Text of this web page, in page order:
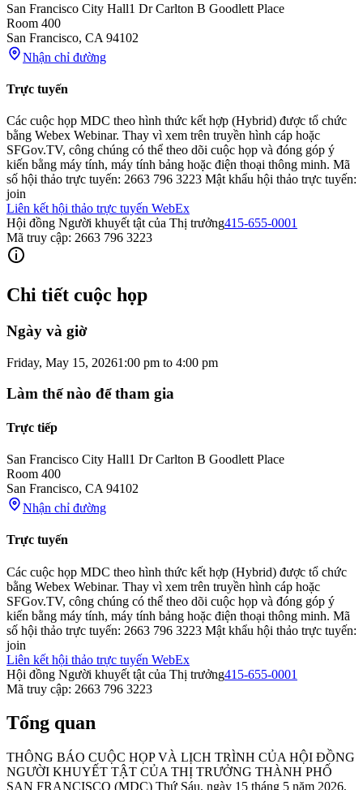
San Francisco City Hall1 Dr Carlton B Goodlett Place
Room 400
San Francisco, CA 94102
Nhận chỉ đường
Trực tuyến
Các cuộc họp MDC theo hình thức kết hợp (Hybrid) được tổ chức
bằng Webex Webinar. Thay vì xem trên truyền hình cáp hoặc
SFGov.TV, công chúng có thể theo dõi cuộc họp và đóng góp ý
kiến ​​bằng máy tính, máy tính bảng hoặc điện thoại thông minh. Mã
số hội thảo trực tuyến: 2663 796 3223 Mật khẩu hội thảo trực tuyến:
join
Liên kết hội thảo trực tuyến WebEx
Hội đồng Người khuyết tật của Thị trưởng415-655-0001
Mã truy cập: 2663 796 3223
Chi tiết cuộc họp
Ngày và giờ
Friday, May 15, 20261:00 pm to 4:00 pm
Làm thế nào để tham gia
Trực tiếp
San Francisco City Hall1 Dr Carlton B Goodlett Place
Room 400
San Francisco, CA 94102
Nhận chỉ đường
Trực tuyến
Các cuộc họp MDC theo hình thức kết hợp (Hybrid) được tổ chức
bằng Webex Webinar. Thay vì xem trên truyền hình cáp hoặc
SFGov.TV, công chúng có thể theo dõi cuộc họp và đóng góp ý
kiến ​​bằng máy tính, máy tính bảng hoặc điện thoại thông minh. Mã
số hội thảo trực tuyến: 2663 796 3223 Mật khẩu hội thảo trực tuyến:
join
Liên kết hội thảo trực tuyến WebEx
Hội đồng Người khuyết tật của Thị trưởng415-655-0001
Mã truy cập: 2663 796 3223
Tổng quan
THÔNG BÁO CUỘC HỌP VÀ LỊCH TRÌNH CỦA HỘI ĐỒNG
NGƯỜI KHUYẾT TẬT CỦA THỊ TRƯỞNG THÀNH PHỐ
SAN FRANCISCO (MDC) Thứ Sáu, ngày 15 tháng 5 năm 2026,